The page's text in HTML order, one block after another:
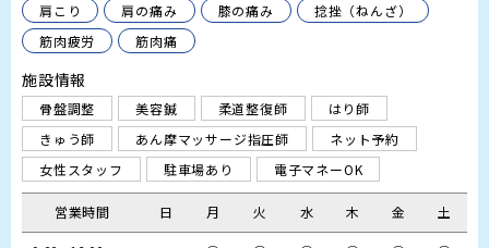
肩こり
肩の痛み 膝の痛み
捻挫（ねんざ）
筋肉疲労
筋肉痛
施設情報
骨盤調整 美容鍼 柔道整復師
はり師
きゅう師
あん摩マッサージ指圧師
ネット予約
女性スタッフ
駐車場あり 電子マネーOK
営業時間 日 月 火 水 木 金 土